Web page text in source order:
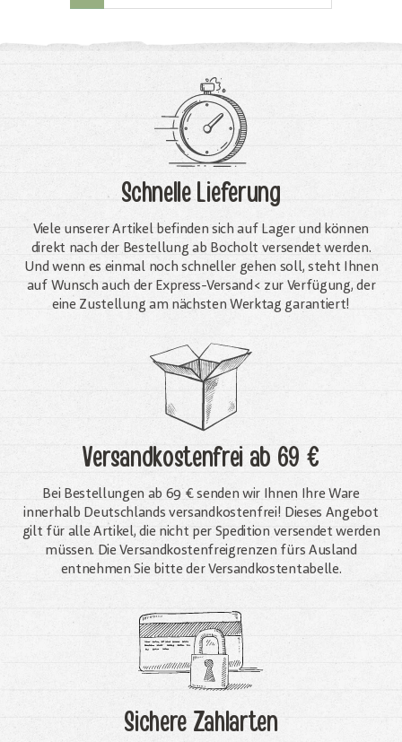
Schnelle Lieferung
Viele unserer Artikel befinden sich auf Lager und können
direkt nach der Bestellung ab Bocholt versendet werden.
Und wenn es einmal noch schneller gehen soll, steht Ihnen
auf Wunsch auch der Express-Versand< zur Verfügung, der
eine Zustellung am nächsten Werktag garantiert!
Versandkostenfreiab 69 €
Bei Bestellungen ab 69 € senden wir Ihnen Ihre Ware
innerhalb Deutschlands versandkostenfrei! Dieses Angebot
gilt für alle Artikel, die nicht per Spedition versendet werden
müssen. Die Versandkosten­freigrenzen fürs Ausland
entnehmen Sie bitte der Versandkostentabelle.
Sichere Zahlarten